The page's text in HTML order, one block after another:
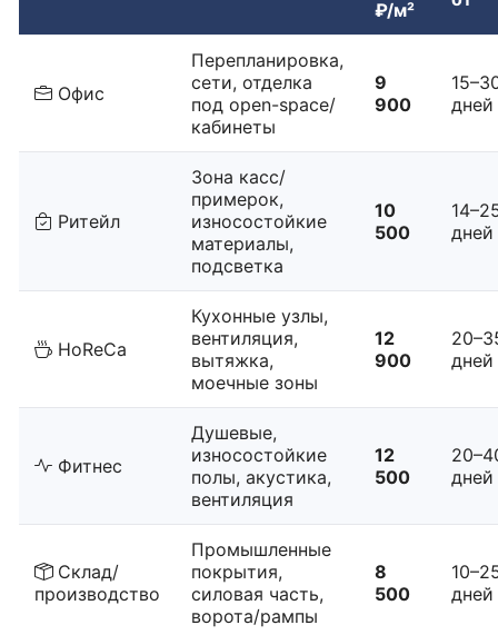
₽/м²
Офис
Перепланировка,
сети, отделка
под open-space/
кабинеты
9
900
дней
Ритейл
Зона касс/
примерок,
износостойкие
материалы,
подсветка
10
500
дней
HoReCa
Кухонные узлы,
вентиляция,
вытяжка,
моечные зоны
12
900
дней
Фитнес
Душевые,
износостойкие
полы, акустика,
вентиляция
12
500
дней
Склад/
производство
Промышленные
покрытия,
силовая часть,
ворота/рампы
8
500
дней